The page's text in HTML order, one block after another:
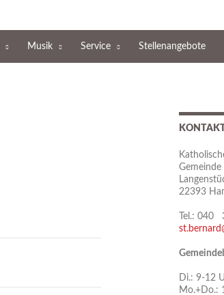
Musik Service Stellenangebote
KONTAKT
Gemeinde
22393
Tel.: 040
Di.: 9-12
Mo.+Do.: